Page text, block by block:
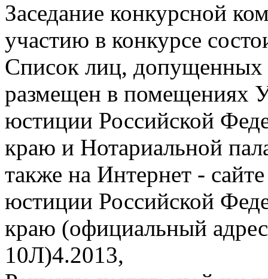
Заседание конкурсной
участию в конкурсе
Список лиц, допущенных
размещен в помещениях
юстиции Российской
краю и Нотариальной
также на Интернет -
юстиции Российской
краю (официальный
10Л)4.2013,